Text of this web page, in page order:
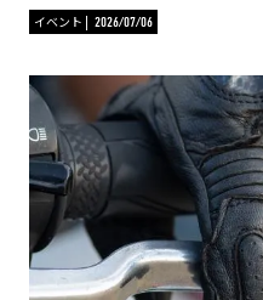
イベント 2026/07/06